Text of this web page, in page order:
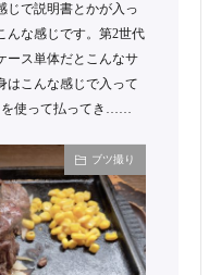
じで説明書とかが入っ
んな感じです。第2世代
ース単体だとこんなサ
はこんな感じで入って
を使って払ってき……
ブツ撮り